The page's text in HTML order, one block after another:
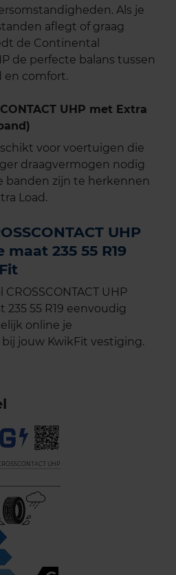
Als je
aflegt of graag
de Continental
de perfecte balans tussen
en comfort.
UHP met Extra
voor voertuigen die
draagvermogen nodig
banden zijn te herkennen
Load.
UHP
235 55 R19
UHP
235 55 R19 eenvoudig
online je
jouw KwikFit vestiging.
UHP